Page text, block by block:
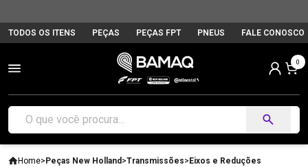
TODOS OS ITENS PEÇAS PEÇAS FPT PNEUS FALE CONOSCO
0
Home>Peças New Holland >Transmissões>Eixos e Reduções